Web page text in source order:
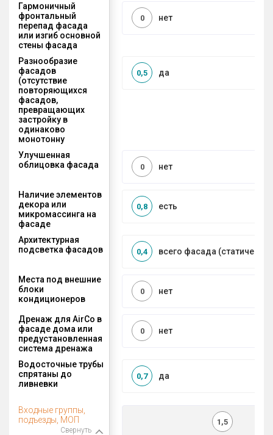
Гармоничный
фронтальный
перепад фасада
или изгиб основной
стены фасада
нет
0
Разнообразие
фасадов
(отсутствие
повторяющихся
фасадов,
превращающих
застройку в
одинаково
монотонну
да
0,5
Улучшенная
облицовка фасада
нет
0
Наличие элементов
декора или
микромассинга на
фасаде
есть
0,8
Архитектурная
подсветка фасадов
всего фасада
0,4
Места под внешние
блоки
кондиционеров
нет
0
Дренаж для AirCo в
фасаде дома или
предустановленная
система дренажа
нет
0
Водосточные трубы
спрятаны до
ливневки
да
0,7
Входные группы,
подъезды, МОП
Свернуть
1,5